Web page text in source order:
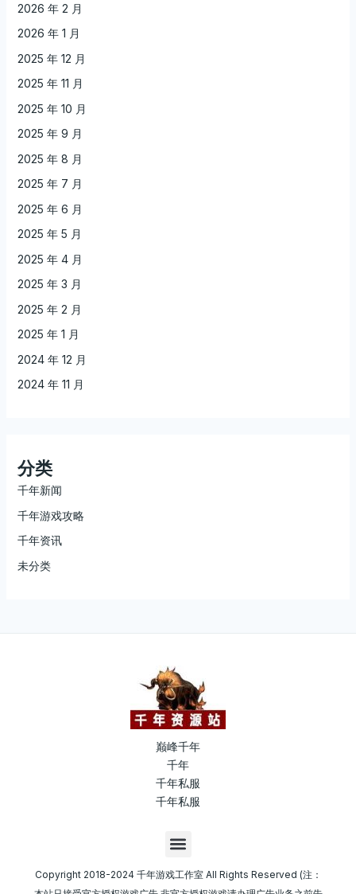
2026 年 2 月
2026 年 1 月
2025 年 12 月
2025 年 11 月
2025 年 10 月
2025 年 9 月
2025 年 8 月
2025 年 7 月
2025 年 6 月
2025 年 5 月
2025 年 4 月
2025 年 3 月
2025 年 2 月
2025 年 1 月
2024 年 12 月
2024 年 11 月
分类
千年新闻
千年游戏攻略
千年资讯
未分类
巅峰千年
千年
千年私服
千年私服
M
e
n
Copyright 2018-2024 千年游戏工作室 All Rights Reserved (注：